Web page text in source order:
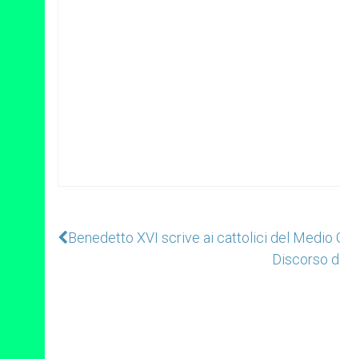
Benedetto XVI scrive ai cattolici del Medio
Discorso